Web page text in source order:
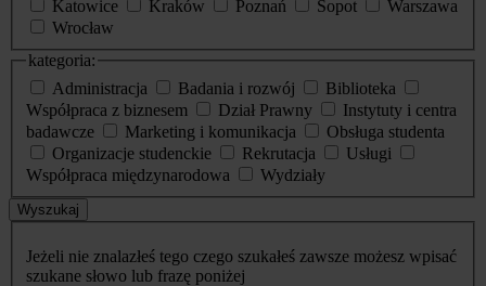
Katowice
Kraków Poznań Sopot
Warszawa
Wrocław
kategoria:
Administracja
Badania i rozwój
Biblioteka
Współpraca z biznesem
Dział Prawny
Instytuty i centra
badawcze
Marketing i komunikacja
Obsługa studenta
Organizacje studenckie
Rekrutacja
Usługi
Współpraca międzynarodowa
Wydziały
Wyszukaj
Jeżeli nie znalazłeś tego czego szukałeś zawsze możesz wpisać
szukane słowo lub frazę poniżej